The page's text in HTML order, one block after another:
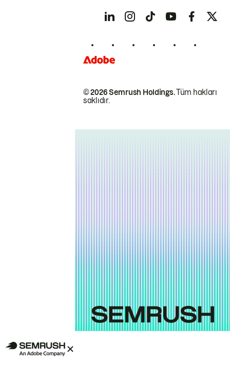
© 2026 Semrush Holdings.Tüm hakları
saklıdır.